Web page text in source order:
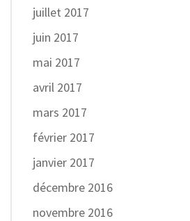
juillet 2017
juin 2017
mai 2017
avril 2017
mars 2017
février 2017
janvier 2017
décembre 2016
novembre 2016